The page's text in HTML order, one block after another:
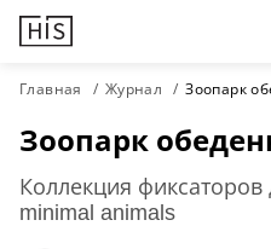
Главная Журнал Зоопарк
Зоопарк
Коллекция фиксаторов
minimal animals